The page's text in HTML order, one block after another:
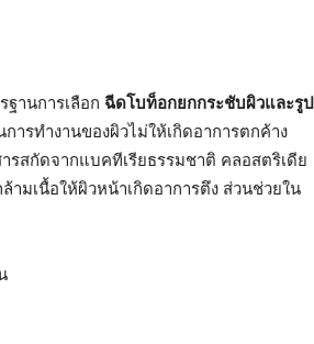
านการเลือก ฉีดโบท็อกยกกระชับผิวและรูป
รทำงานของผิวไม่ให้เกิดอาการตกค้าง
รสกัดจากแบคทีเรียธรรมชาติ คลอสตริเดีย
ามเนื้อให้ผิวหน้าเกิดอาการตึง ส่วนช่วยใน